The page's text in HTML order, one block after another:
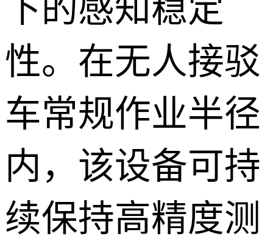
下的感知稳定
性。在无人接驳
车常规作业半径
内，该设备可持
续保持高精度测